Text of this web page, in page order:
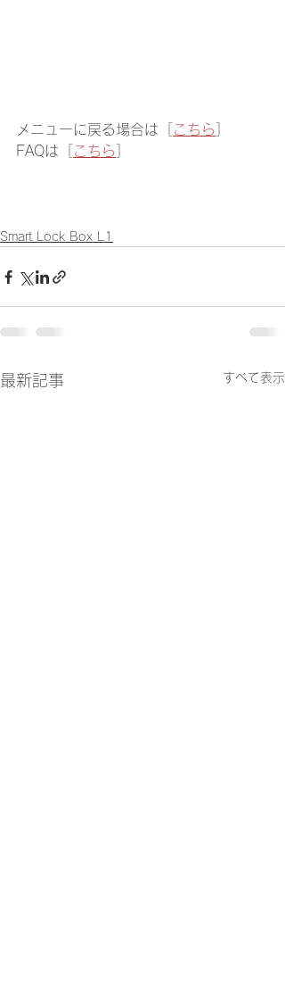
メニューに戻る場合は［ こちら
FAQは［
こちら
Smart Lock Box L1
最新記事 すべて表示